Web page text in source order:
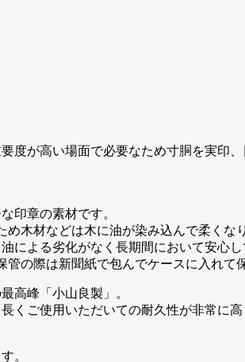
度が高い場面で必要なため寸胴を実印
印章の素材です。
木材などは木に油が染み込んで柔くな
による劣化がなく長期間において安心
の際は新聞紙で包んでケースに入れて
高峰「小山良製」。
くご使用いただいての耐久性が非常に
。